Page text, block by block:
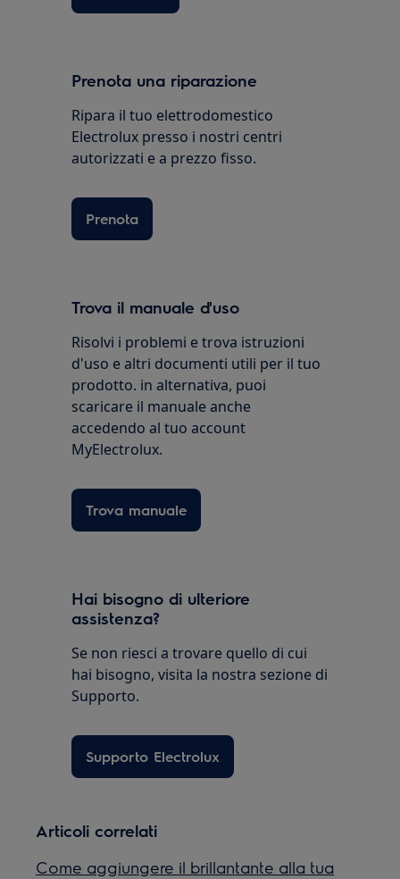
Prenota una riparazione
Ripara il tuo elettrodomestico
Electrolux presso i nostri centri
autorizzati e a prezzo fisso.
Prenota
Trova il manuale d'uso
Risolvi i problemi e trova istruzioni
d'uso e altri documenti utili per il tuo
prodotto. in alternativa, puoi
scaricare il manuale anche
accedendo al tuo account
MyElectrolux.
Trova manuale
Hai bisogno di ulteriore
assistenza?
Se non riesci a trovare quello di cui
hai bisogno, visita la nostra sezione di
Supporto.
Supporto Electrolux
Articoli correlati
Come aggiungere il brillantante alla tua